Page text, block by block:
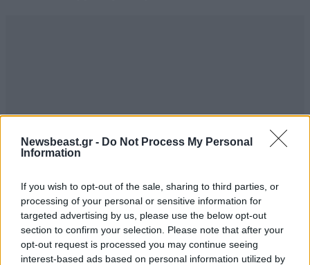
Newsbeast.gr - Do Not Process My Personal
Information
If you wish to opt-out of the sale, sharing to third parties, or
processing of your personal or sensitive information for
targeted advertising by us, please use the below opt-out
section to confirm your selection. Please note that after your
opt-out request is processed you may continue seeing
interest-based ads based on personal information utilized by